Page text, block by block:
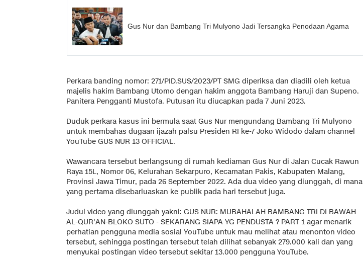
Gus Nur dan Bambang Tri Mulyono Jadi Tersangka Penodaan Agama
Perkara banding nomor: 271/PID.SUS/2023/PT SMG diperiksa dan diadili oleh ketua
majelis hakim Bambang Utomo dengan hakim anggota Bambang Haruji dan Supeno.
Panitera Pengganti Mustofa. Putusan itu diucapkan pada 7 Juni 2023.
Duduk perkara kasus ini bermula saat Gus Nur mengundang Bambang Tri Mulyono
untuk membahas dugaan ijazah palsu Presiden RI ke-7 Joko Widodo dalam channel
YouTube GUS NUR 13 OFFICIAL.
Wawancara tersebut berlangsung di rumah kediaman Gus Nur di Jalan Cucak Rawun
Raya 15L, Nomor 06, Kelurahan Sekarpuro, Kecamatan Pakis, Kabupaten Malang,
Provinsi Jawa Timur, pada 26 September 2022. Ada dua video yang diunggah, di mana
yang pertama disebarluaskan ke publik pada hari tersebut juga.
Judul video yang diunggah yakni: GUS NUR: MUBAHALAH BAMBANG TRI DI BAWAH
AL-QUR'AN-BLOKO SUTO - SEKARANG SIAPA YG PENDUSTA ? PART 1 agar menarik
perhatian pengguna media sosial YouTube untuk mau melihat atau menonton video
tersebut, sehingga postingan tersebut telah dilihat sebanyak 279.000 kali dan yang
menyukai postingan video tersebut sekitar 13.000 pengguna YouTube.